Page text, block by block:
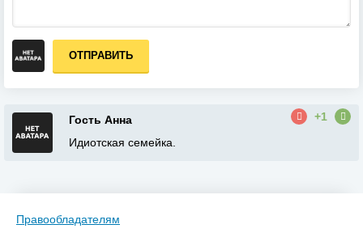
ОТПРАВИТЬ
Гость Анна
+1
Идиотская семейка.
Правообладателям